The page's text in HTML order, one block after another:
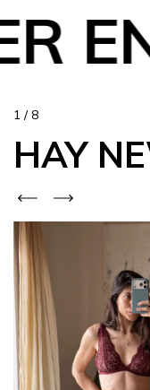
1 /8
HAY